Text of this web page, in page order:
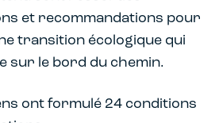
et recommandations pour
transition écologique qui
sur le bord du chemin.
ont formulé 24 conditions